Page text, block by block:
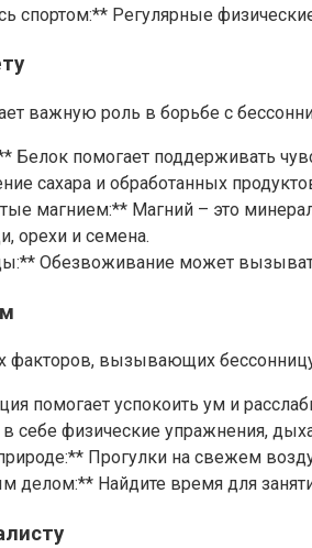
спортом:** Регулярные
важную роль в борьбе с
Белок помогает поддерживать
сахара и обработанных
магнием:** Магний – это
орехи и семена.
Обезвоживание может
факторов, вызывающих
помогает успокоить ум и
себе физические упражнения,
Прогулки на свежем
Найдите время для